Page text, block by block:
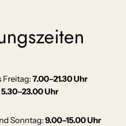
Freitag: 7.00–21.30 Uhr
5.30–23.00 Uhr
Sonntag:9.00–15.00 Uhr